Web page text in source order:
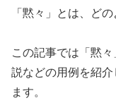
「黙々」とは、ど
この記事では「黙
説などの用例を紹
ます。